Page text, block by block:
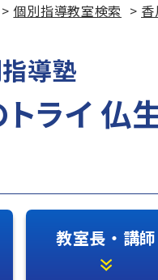
個別指導教室検索
導塾
ライ 仏
教室長・講師